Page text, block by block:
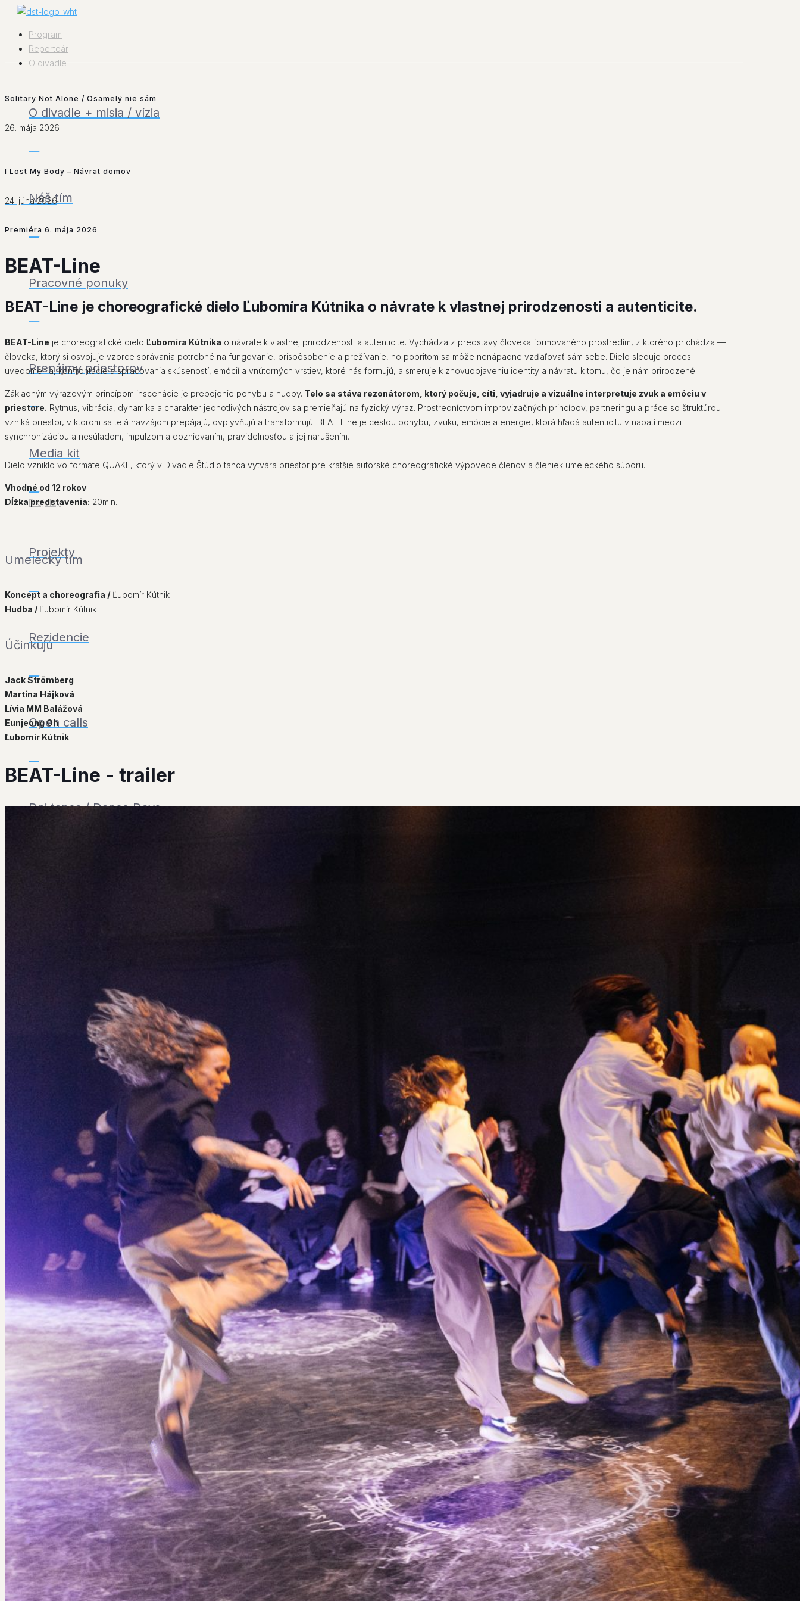
Program
Repertoár
O divadle
O divadle + misia / vízia
Náš tím
___
Pracovné ponuky
Prenájmy priestorov
___
Media kit
___
Projekty
Projekty
Rezidencie
Open calls
Dni tanca / Dance Days
Vzdelávanie a výskum
Kurzy a workshopy
Rozvoj publika
Novinky
Kontakt
EN
Solitary Not Alone / Osamelý nie sám
26. mája 2026
I Lost My Body – Návrat domov
24. júna 2026
Premiéra 6. mája 2026
BEAT-Line
BEAT-Line je choreografické dielo Ľubomíra Kútnika o návrate k vlastnej prirodzenosti a autenticite.
BEAT-Line je choreografické dielo Ľubomíra Kútnika o návrate k vlastnej prirodzenosti a autenticite. Vychádza z predstavy človeka formovaného prostredím, z ktorého prichádza —
človeka, ktorý si osvojuje vzorce správania potrebné na fungovanie, prispôsobenie a prežívanie, no popritom sa môže nenápadne vzďaľovať sám sebe. Dielo sleduje proces
uvedomenia, konfrontácie a spracovania skúseností, emócií a vnútorných vrstiev, ktoré nás formujú, a smeruje k znovuobjaveniu identity a návratu k tomu, čo je nám prirodzené.
Základným výrazovým princípom inscenácie je prepojenie pohybu a hudby. Telo sa stáva rezonátorom, ktorý počuje, cíti, vyjadruje a vizuálne interpretuje zvuk a emóciu v
priestore. Rytmus, vibrácia, dynamika a charakter jednotlivých nástrojov sa premieňajú na fyzický výraz. Prostredníctvom improvizačných princípov, partneringu a práce so štruktúrou
vzniká priestor, v ktorom sa telá navzájom prepájajú, ovplyvňujú a transformujú. BEAT-Line je cestou pohybu, zvuku, emócie a energie, ktorá hľadá autenticitu v napätí medzi
synchronizáciou a nesúladom, impulzom a doznievaním, pravidelnosťou a jej narušením.
Dielo vzniklo vo formáte QUAKE, ktorý v Divadle Štúdio tanca vytvára priestor pre kratšie autorské choreografické výpovede členov a členiek umeleckého súboru.
Vhodné od 12 rokov
Dĺžka predstavenia: 20min.
Umelecký tím
Koncept a choreografia / Ľubomír Kútnik
Hudba / Ľubomír Kútnik
Účinkujú
Jack Strömberg
Martina Hájková
Lívia MM Balážová
Eunjeong Oh
Ľubomír Kútnik
BEAT-Line - trailer